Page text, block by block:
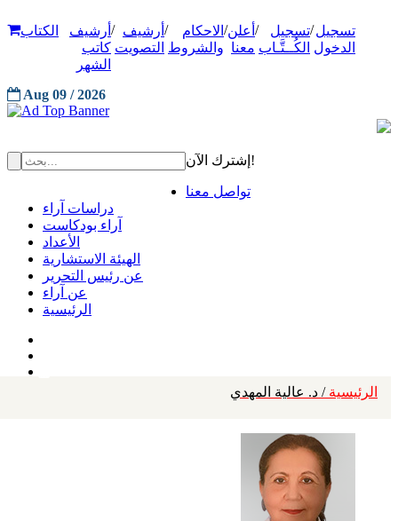
تسجيل
الدخول
/تسجيل
الكُــتَّـاب
/ أعلن
معنا
/ الاحكام
والشروط
/ أرشيف
التصويت
/ أرشيف
كاتب
الشهر
الكتاب
Aug 09 / 2026
إشترك الآن!
تواصل معنا
دراسات آراء
آراء بودكاست
الأعداد
الهيئة الاستشارية
عن رئيس التحرير
عن آراء
الرئيسية
الرئيسية / د. عالية المهدي